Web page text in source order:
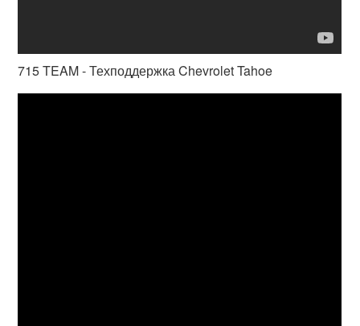
715 TEAM - Техподдержка Chevrolet Tahoe